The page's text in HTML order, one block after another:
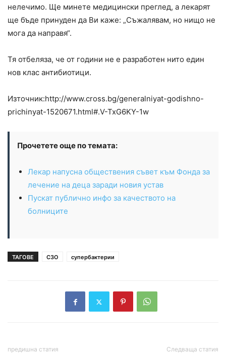
нелечимо. Ще минете медицински преглед, а лекарят
ще бъде принуден да Ви каже: „Съжалявам, но нищо не
мога да направя“.
Тя отбеляза, че от години не е разработен нито един
нов клас антибиотици.
Източник:http://www.cross.bg/generalniyat-godishno-
prichinyat-1520671.html#.V-TxG6KY-1w
Прочетете още по темата:
Лекар напусна обществения съвет към Фонда за
лечение на деца заради новия устав
Пускат публично инфо за качеството на
болниците
ТАГОВЕ СЗО супербактерии
предишна статия Следваща статия